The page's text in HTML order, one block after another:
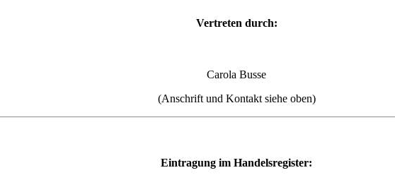
Vertreten durch:
Carola Busse
(Anschrift und Kontakt siehe oben)
Eintragung im Handelsregister: